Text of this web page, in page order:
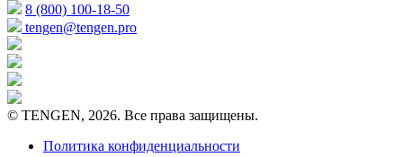
8 (800) 100-18-50
tengen@tengen.pro
© TENGEN, 2026. Все права защищены.
Политика конфиденциальности